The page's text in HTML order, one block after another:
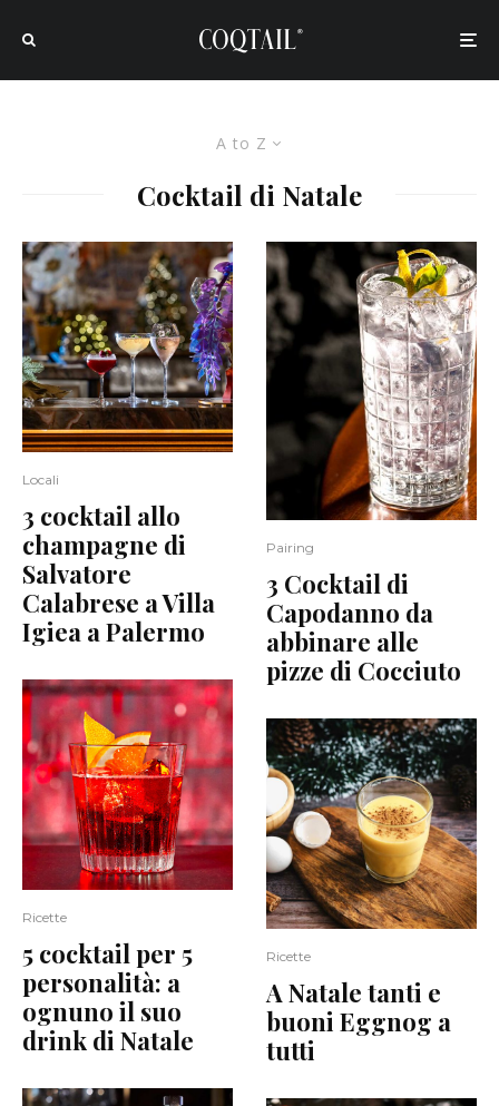
A to Z
Cocktail di Natale
Locali
3 cocktail allo
champagne di
Salvatore
Calabrese a Villa
Igiea a Palermo
Ricette
5 cocktail per 5
personalità: a
ognuno il suo
drink di Natale
Pairing
3 Cocktail di
Capodanno da
abbinare alle
pizze di Cocciuto
Ricette
A Natale tanti e
buoni Eggnog a
tutti